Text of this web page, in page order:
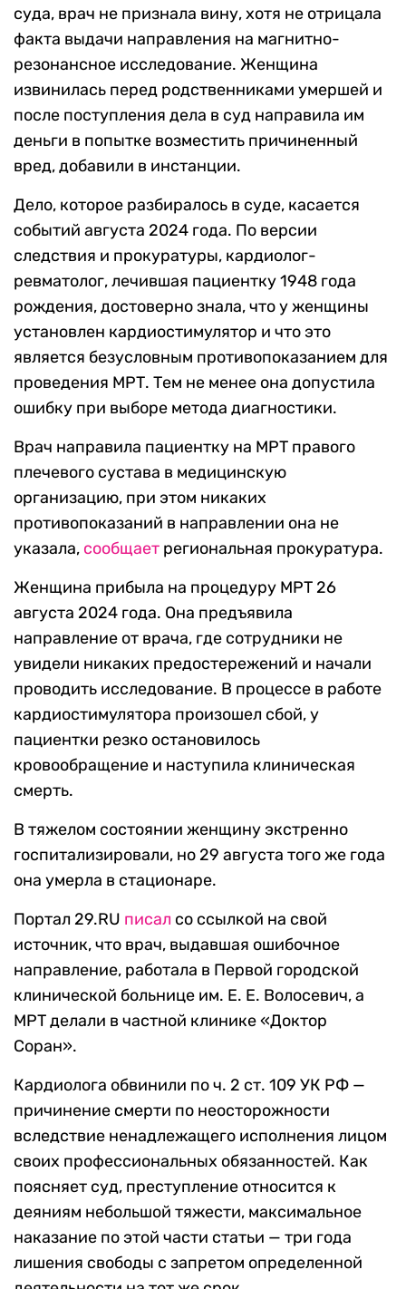
суда, врач не признала вину, хотя не отрицала
факта выдачи направления на магнитно-
резонансное исследование. Женщина
извинилась перед родственниками умершей и
после поступления дела в суд направила им
деньги в попытке возместить причиненный
вред, добавили в инстанции.
Дело, которое разбиралось в суде, касается
событий августа 2024 года. По версии
следствия и прокуратуры, кардиолог-
ревматолог, лечившая пациентку 1948 года
рождения, достоверно знала, что у женщины
установлен кардиостимулятор и что это
является безусловным противопоказанием для
проведения МРТ. Тем не менее она допустила
ошибку при выборе метода диагностики.
Врач направила пациентку на МРТ правого
плечевого сустава в медицинскую
организацию, при этом никаких
противопоказаний в направлении она не
указала, сообщает региональная прокуратура.
Женщина прибыла на процедуру МРТ 26
августа 2024 года. Она предъявила
направление от врача, где сотрудники не
увидели никаких предостережений и начали
проводить исследование. В процессе в работе
кардиостимулятора произошел сбой, у
пациентки резко остановилось
кровообращение и наступила клиническая
смерть.
В тяжелом состоянии женщину экстренно
госпитализировали, но 29 августа того же года
она умерла в стационаре.
Портал 29.RU писал со ссылкой на свой
источник, что врач, выдавшая ошибочное
направление, работала в Первой городской
клинической больнице им. Е. Е. Волосевич, а
МРТ делали в частной клинике «Доктор
Соран».
Кардиолога обвинили по ч. 2 ст. 109 УК РФ —
причинение смерти по неосторожности
вследствие ненадлежащего исполнения лицом
своих профессиональных обязанностей. Как
поясняет суд, преступление относится к
деяниям небольшой тяжести, максимальное
наказание по этой части статьи — три года
лишения свободы с запретом определенной